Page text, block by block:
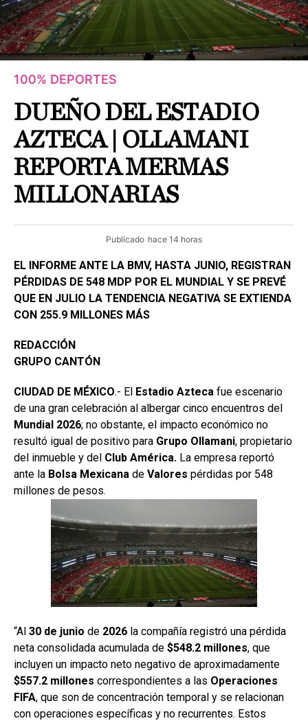
100% DEPORTES
DUEÑO DEL ESTADIO
AZTECA | OLLAMANI
REPORTA MERMAS
MILLONARIAS
Publicado hace 14 horas
EL INFORME ANTE LA BMV, HASTA JUNIO, REGISTRAN
PÉRDIDAS DE 548 MDP POR EL MUNDIAL Y SE PREVÉ
QUE EN JULIO LA TENDENCIA NEGATIVA SE EXTIENDA
CON 255.9 MILLONES MÁS
REDACCIÓN
GRUPO CANTÓN
CIUDAD DE MÉXICO.- El Estadio Azteca fue escenario
de una gran celebración al albergar cinco encuentros del
Mundial 2026; no obstante, el impacto económico no
resultó igual de positivo para Grupo Ollamani, propietario
del inmueble y del Club América. La empresa reportó
ante la Bolsa Mexicana de Valores pérdidas por 548
millones de pesos.
“Al 30 de junio de 2026 la compañía registró una pérdida
neta consolidada acumulada de $548.2 millones, que
incluyen un impacto neto negativo de aproximadamente
$557.2 millones correspondientes a las Operaciones
FIFA, que son de concentración temporal y se relacionan
con operaciones específicas y no recurrentes. Estos